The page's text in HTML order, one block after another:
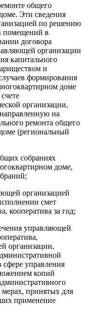
общего
Эти сведения
по решению
помещений в
договора
организации
капитального
и
формирования
доме
организации,
на
ремонта общего
(региональный
собраниях
доме,
организацией
смет
кооператива за год;
управляющей
организации,
сфере управления
копий
мерах, принятых для
применение